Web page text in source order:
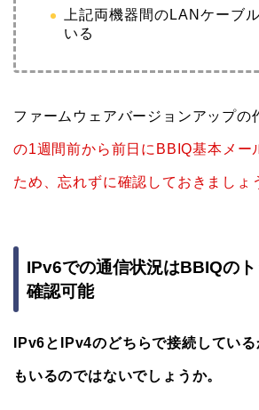
上記両機器間のLANケーブ
いる
ファームウェアバージョンアップの
の1週間前から前日にBBIQ基本メー
ため、忘れずに確認しておきましょ
IPv6での通信状況はBBIQの
確認可能
IPv6とIPv4のどちらで接続してい
もいるのではないでしょうか。